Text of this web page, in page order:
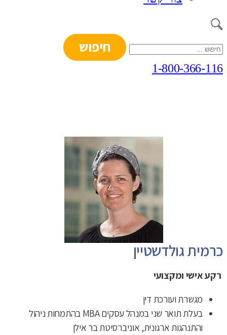
חיפוש:
1-800-366-116
כרמית גולדשטיין
רקע אישי ומקצועי
מגשרת ועורכת דין
בעלת תואר שני במנהל עסקים MBA בהתמחות ניהול
והתנהגות ארגונית, אוניברסיטת בר אילן